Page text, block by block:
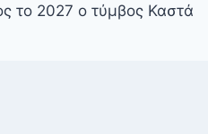
το 2027 ο τύμβος Καστά